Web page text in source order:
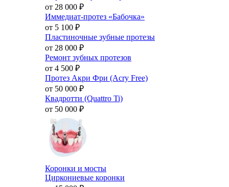
от 28 000 ₽
Иммедиат-протез «Бабочка»
от 5 100 ₽
Пластиночные зубные протезы
от 28 000 ₽
Ремонт зубных протезов
от 4 500 ₽
Протез Акри Фри (Acry Free)
от 50 000 ₽
Квадротти (Quattro Ti)
от 50 000 ₽
Коронки и мосты
Циркониевые коронки